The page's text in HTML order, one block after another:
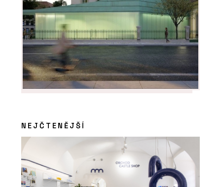
ČLÁNKY
„Stavíme na hraně možností. Parcely
jsou složitější a odborníků ubývá,“ říká
o zakládání staveb Radek Obst z
HINTONu
NEJČTENĚJŠÍ